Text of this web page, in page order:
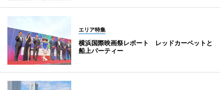
エリア特集
横浜国際映画祭レポート レッドカーペットと
船上パーティー